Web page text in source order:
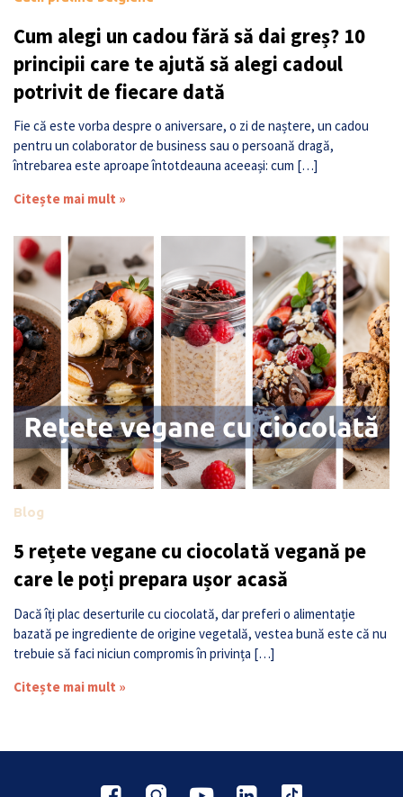
Cum alegi un cadou fără să dai greș? 10
principii care te ajută să alegi cadoul
potrivit de fiecare dată
Fie că este vorba despre o aniversare, o zi de naștere, un cadou
pentru un colaborator de business sau o persoană dragă,
întrebarea este aproape întotdeauna aceeași: cum […]
Citește mai mult »
Blog
5 rețete vegane cu ciocolată vegană pe
care le poți prepara ușor acasă
Dacă îți plac deserturile cu ciocolată, dar preferi o alimentație
bazată pe ingrediente de origine vegetală, vestea bună este că nu
trebuie să faci niciun compromis în privința […]
Citește mai mult »